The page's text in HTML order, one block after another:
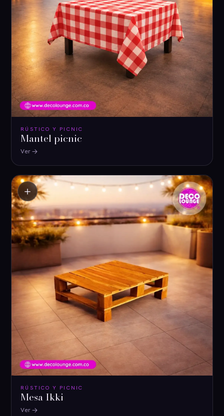
RÚSTICO Y PICNIC
Mantel picnic
Ver
RÚSTICO Y PICNIC
Mesa Ikki
Ver
＋